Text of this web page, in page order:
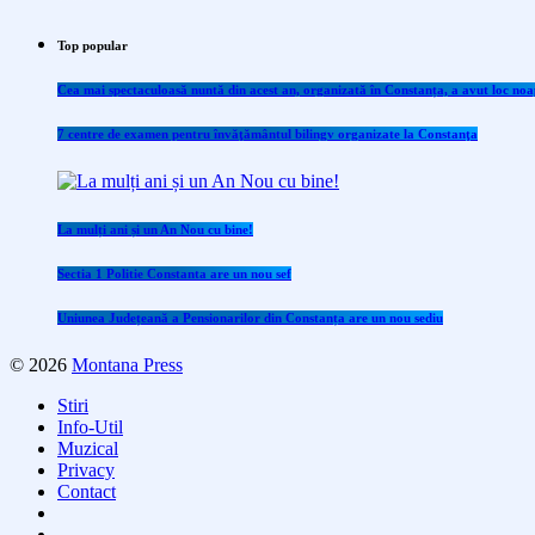
Top popular
Cea mai spectaculoasă nuntă din acest an, organizată în Constanța, a avut loc
7 centre de examen pentru învăţământul bilingv organizate la Constanţa
La mulți ani și un An Nou cu bine!
Sectia 1 Politie Constanta are un nou sef
Uniunea Județeană a Pensionarilor din Constanța are un nou sediu
© 2026 Montana Press
Stiri
Info-Util
Muzical
Privacy
Contact